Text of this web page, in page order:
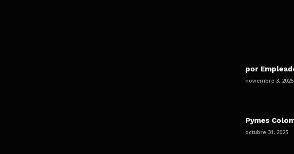
por
noviembre 3, 2025
Pymes
octubre 31, 2025